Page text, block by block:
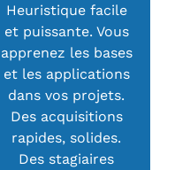
Heuristique facile
et puissante. Vous
apprenez les bases
et les applications
dans vos projets.
Des acquisitions
rapides, solides.
Des stagiaires